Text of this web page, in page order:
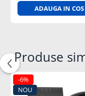
ADAUGA IN COS
Produse
-6%
NOU